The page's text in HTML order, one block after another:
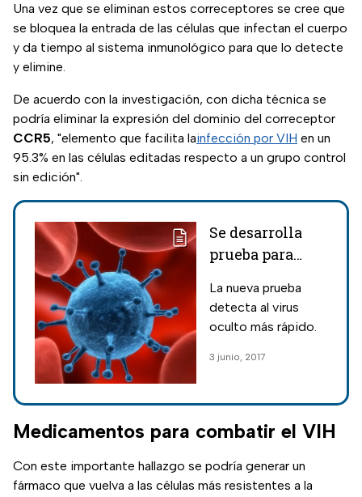
Una vez que se eliminan estos correceptores se cree que
se bloquea la entrada de las células que infectan el cuerpo
y da tiempo al sistema inmunológico para que lo detecte
y elimine.
De acuerdo con la investigación, con dicha técnica se
podría eliminar la expresión del dominio del correceptor
CCR5, "elemento que facilita lainfección por VIH en un
95.3% en las células editadas respecto a un grupo control
sin edición".
Se desarrolla
prueba para
oculto
La nueva prueba
detecta al virus
oculto más rápido.
3 junio, 2017
Medicamentos para combatir el VIH
Con este importante hallazgo se podría generar un
fármaco que vuelva a las células más resistentes a la